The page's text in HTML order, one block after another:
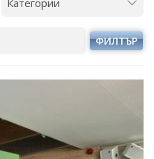
ФИЛТЪР